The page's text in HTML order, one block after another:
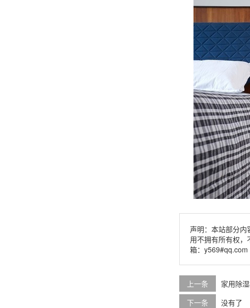
声明：本站部分
用不拥有所有权
箱：y569#qq.com
上一条 家用除
下一条
没有了